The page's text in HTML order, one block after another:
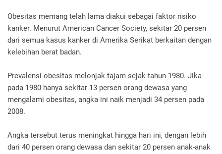
Obesitas memang telah lama diakui sebagai faktor risiko
kanker. Menurut American Cancer Society, sekitar 20 persen
dari semua kasus kanker di Amerika Serikat berkaitan dengan
kelebihan berat badan.
Prevalensi obesitas melonjak tajam sejak tahun 1980. Jika
pada 1980 hanya sekitar 13 persen orang dewasa yang
mengalami obesitas, angka ini naik menjadi 34 persen pada
2008.
Angka tersebut terus meningkat hingga hari ini, dengan lebih
dari 40 persen orang dewasa dan sekitar 20 persen anak-anak